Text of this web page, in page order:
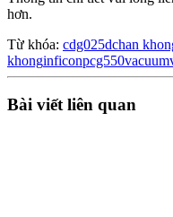
hơn.
Từ khóa: cdg025dchan
khonginficonpcg550vacuum
Bài viết liên quan